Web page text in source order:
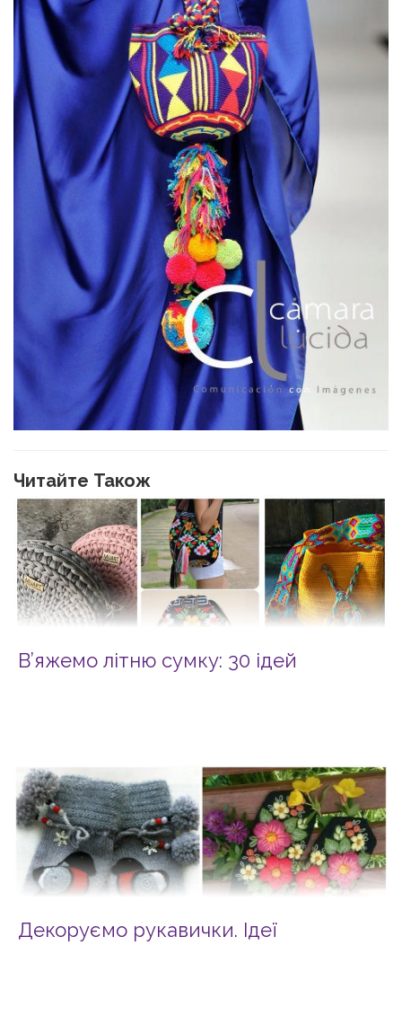
Читайте Також
В’яжемо літню сумку: 30 ідей
Декоруємо рукавички. Ідеї